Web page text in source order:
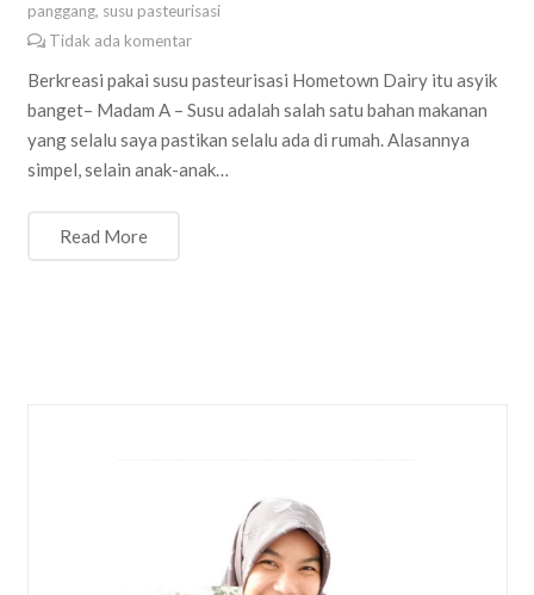
panggang, susu pasteurisasi
Tidak ada komentar
Berkreasi pakai susu pasteurisasi Hometown Dairy itu asyik
banget– Madam A – Susu adalah salah satu bahan makanan
yang selalu saya pastikan selalu ada di rumah. Alasannya
simpel, selain anak-anak…
Read More